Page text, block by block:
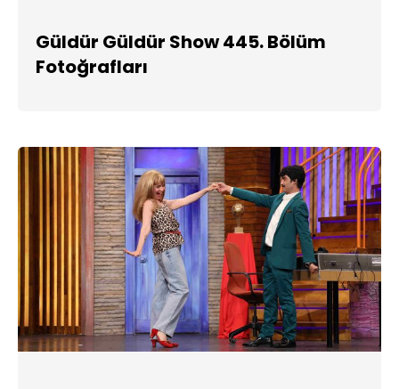
Güldür Güldür Show 445. Bölüm
Fotoğrafları